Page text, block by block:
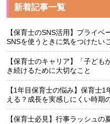
新着記事一覧
【保育士のSNS活用】プライ
SNSを使うときに気をつけたい
【保育士のキャリア】「子ど
き続けるために大切なこと
【1年目保育士の悩み】保育士
える？成長を実感しにくい時期
【保育士必見】行事ラッシュ